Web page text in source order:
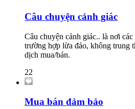
Câu chuyện cảnh giác
Câu chuyện cảnh giác.. là nơi
trường hợp lừa đảo, không trung
dịch mua/bán.
22
Mua bán đảm bảo